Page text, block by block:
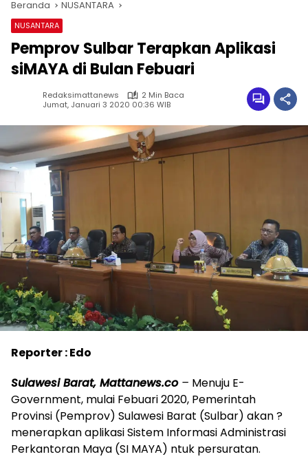
Beranda NUSANTARA
NUSANTARA
Pemprov Sulbar Terapkan Aplikasi
siMAYA di Bulan Febuari
Redaksimattanews
2 Min Baca
Jumat, Januari 3 2020 00:36 WIB
Reporter : Edo
Sulawesi Barat, Mattanews.co– Menuju E-
Government, mulai Febuari 2020, Pemerintah
Provinsi (Pemprov) Sulawesi Barat (Sulbar) akan ?
menerapkan aplikasi Sistem Informasi Administrasi
Perkantoran Maya (SI MAYA) ntuk persuratan.